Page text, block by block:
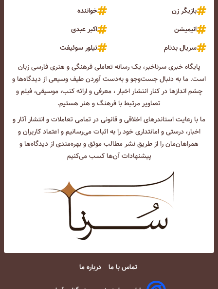
بازیگر زن
خواننده
انیمیشن
اکبر عبدی
سریال بدنام
تیلور سوئیفت
پایگاه خبری سرناخبر، یک رسانه تعاملی فرهنگی و هنری فارسی زبان
است. ما به دنبال جست‌و‌جو و به‌دست آوردن طیف وسیعی از دیدگاه‌ها و
چشم انداز‌ها در کنار انتشار اخبار ، معرفی و ارائه کتب، موسیقی، فیلم و
تصاویر مرتبط با فرهنگ و هنر هستیم.
ما با رعایت استاندرهای اخلاقی و قانونی در تمامی تعاملات و انتشار آثار و
اخبار، درستی و امانتداری خود را به اثبات می‌رسانیم و اعتماد کاربران و
همراهان‌مان را از طریق نشر مطالب موثق و بهره‌مندی از دیدگاه‌ها و
پیشنهادات آن‌ها کسب می‌کنیم
تماس با ما درباره ما